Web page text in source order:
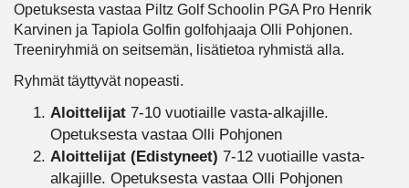
Opetuksesta vastaa Piltz Golf Schoolin PGA Pro Henrik
Karvinen ja Tapiola Golfin golfohjaaja Olli Pohjonen.
Treeniryhmiä on seitsemän, lisätietoa ryhmistä alla.
Ryhmät täyttyvät nopeasti.
Aloittelijat 7-10 vuotiaille vasta-alkajille.
Opetuksesta vastaa Olli Pohjonen
Aloittelijat (Edistyneet) 7-12 vuotiaille vasta-
alkajille. Opetuksesta vastaa Olli Pohjonen